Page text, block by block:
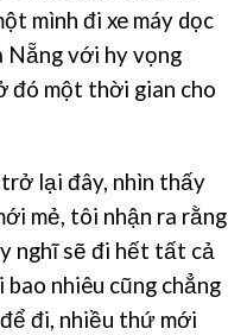
mình đi xe máy dọc
Nẵng với hy vọng
đó một thời gian cho
lại đây, nhìn thấy
mẻ, tôi nhận ra rằng
nghĩ sẽ đi hết tất cả
nhiêu cũng chẳng
đi, nhiều thứ mới